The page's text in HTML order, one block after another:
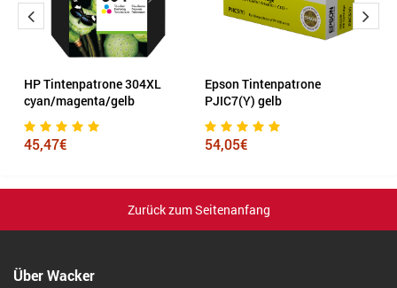
HP Tintenpatrone 304XL
cyan/magenta/gelb
45,47€
Epson Tintenpatrone
PJIC7(Y) gelb
54,05€
Zurück zum Seitenanfang
Über Wacker